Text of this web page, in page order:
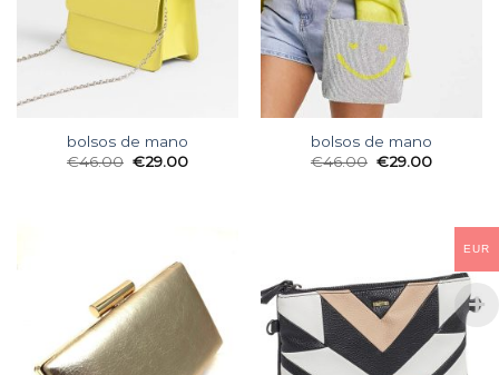
bolsos de mano
€46.00 €29.00
bolsos de mano
€46.00 €29.00
EUR